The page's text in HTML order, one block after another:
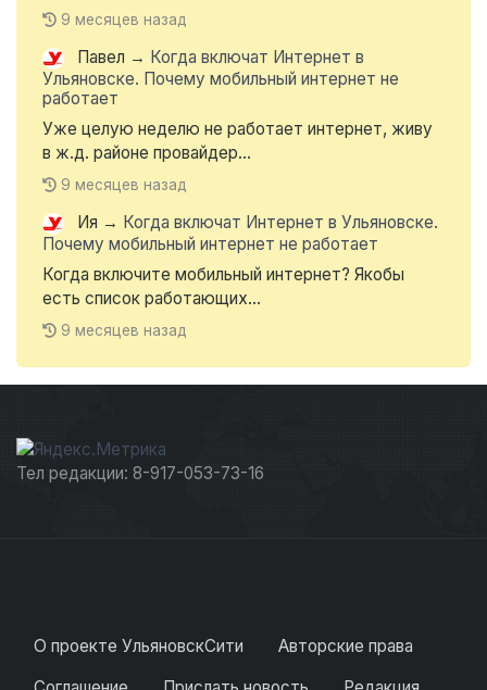
9 месяцев назад
Павел → Когда включат Интернет в
Ульяновске. Почему мобильный интернет не
работает
Уже целую неделю не работает интернет, живу
в ж.д. районе провайдер...
9 месяцев назад
Ия → Когда включат Интернет в Ульяновске.
Почему мобильный интернет не работает
Когда включите мобильный интернет? Якобы
есть список работающих...
9 месяцев назад
Тел редакции: 8-917-053-73-16
О проекте УльяновскСити
Авторские права